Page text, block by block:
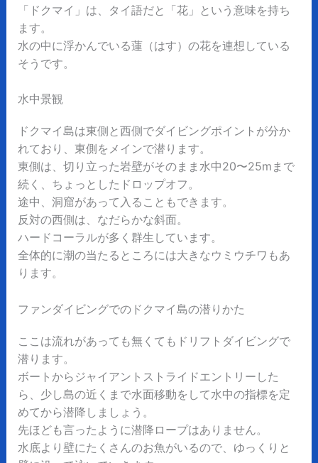
「ドクマイ」は、タイ語だと「花」という意味を持ち
ます。
水の中に浮かんでいる蓮（はす）の花を連想している
そうです。
水中景観
ドクマイ島は東側と西側でダイビングポイントが分か
れており、東側をメインで潜ります。
東側は、切り立った岩壁がそのまま水中20〜25mまで
続く、ちょっとしたドロップオフ。
途中、洞窟があって入ることもできます。
反対の西側は、なだらかな斜面。
ハードコーラルが多く群生しています。
全体的に潮の当たるところには大きなウミウチワもあ
ります。
ファンダイビングでのドクマイ島の潜りかた
ここは流れがあっても無くてもドリフトダイビングで
潜ります。
ボートからジャイアントストライドエントリーした
ら、少し島の近くまで水面移動をして水中の指標を定
めてから潜降しましょう。
先ほども言ったように潜降ロープはありません。
水底より壁にたくさんのお魚がいるので、ゆっくりと